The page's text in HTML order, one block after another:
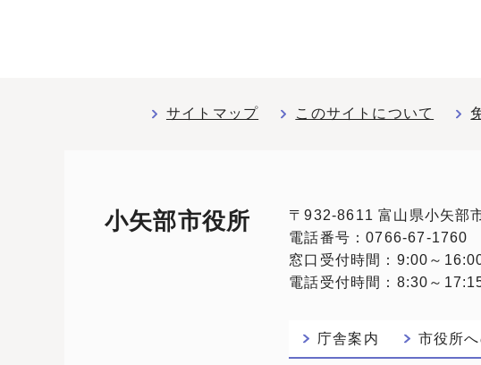
サイトマップ このサイトについて
小矢部市役所
〒932-8611 富山県小矢部
電話番号：0766-67-1760
窓口受付時間：9:00～
電話受付時間：8:30～
庁舎案内 市役所